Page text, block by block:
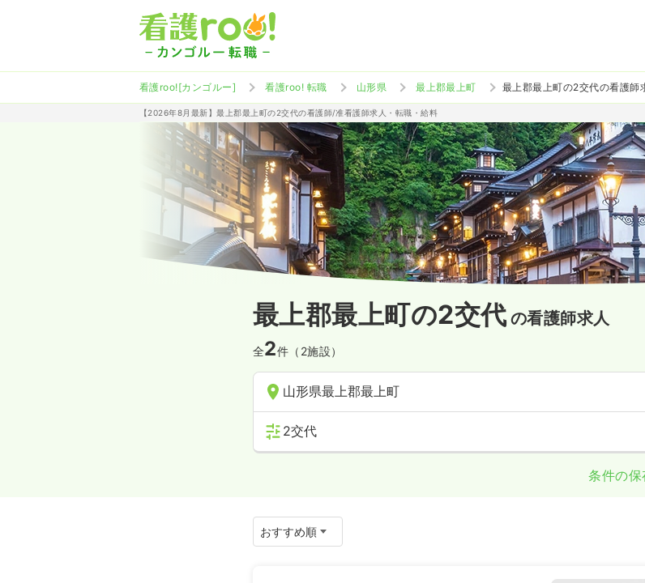
看護roo![カンゴルー] 看護roo! 転職 山形県 最上郡最上町 最上郡最上町の2交代の看護師
【2026年8月最新】最上郡最上町の2交代の看護師/准看護師求人・転職・給料
最上郡最上町の2交代の看護師求人
全2件（2施設）
山形県最上郡最上町
2交代
条件の